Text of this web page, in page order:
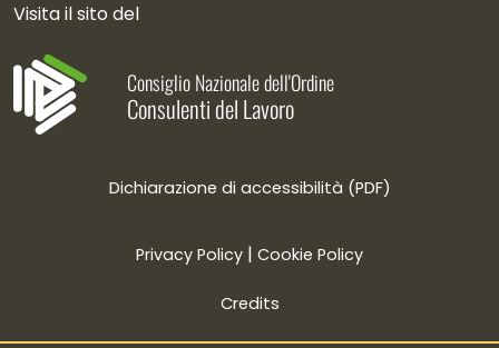
Visita il sito del
Consiglio Nazionale dell'Ordine
Consulenti del Lavoro
Dichiarazione di accessibilità (PDF)
Privacy Policy | Cookie Policy
Credits